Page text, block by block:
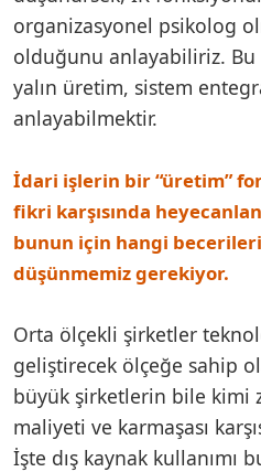
organizasyonel psikolog
olduğunu anlayabiliriz.
yalın üretim, sistem
anlayabilmektir.
İdari işlerin bir “üretim”
fikri karşısında
bunun için hangi
düşünmemiz gerekiyor.
Orta ölçekli şirketler
geliştirecek ölçeğe sahip
büyük şirketlerin bile kimi
maliyeti ve karmaşası
İşte dış kaynak kullanımı